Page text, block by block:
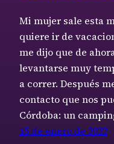
Mi mujer sale esta
quiere ir de
me dijo que de
levantarse muy
a correr. Después
contacto que nos
Córdoba: un
15 de enero de 2022